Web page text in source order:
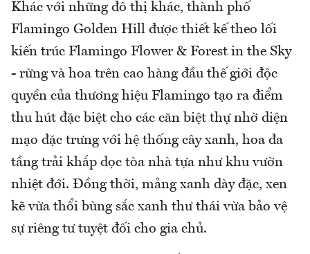
Khác với những đô thị khác, thành phố
Flamingo Golden Hill được thiết kế theo lối
kiến trúc Flamingo Flower & Forest in the Sky
- rừng và hoa trên cao hàng đầu thế giới độc
quyền của thương hiệu Flamingo tạo ra điểm
thu hút đặc biệt cho các căn biệt thự nhờ diện
mạo đặc trưng với hệ thống cây xanh, hoa đa
tầng trải khắp dọc tòa nhà tựa như khu vườn
nhiệt đới. Đồng thời, mảng xanh dày đặc, xen
kẽ vừa thổi bùng sắc xanh thư thái vừa bảo vệ
sự riêng tư tuyệt đối cho gia chủ.